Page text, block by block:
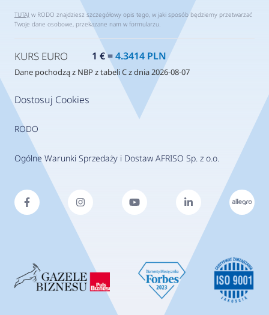
Dostosuj Cookies
RODO
Ogólne Warunki Sprzedaży i Dostaw AFRISO Sp. z o.o.
TUTAJ w RODO znajdziesz szczegółowy opis tego, w jaki sposób będziemy przetwarzać
Twoje dane osobowe, przekazane nam w formularzu.
KURS EURO 1 € =4.3414 PLN
Dane pochodzą z NBP z tabeli C z dnia 2026-08-07